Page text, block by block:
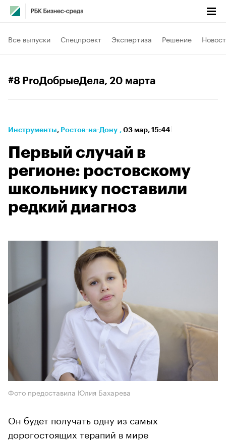
Все выпуски Спецпроект Экспертиза Решение
#8 ProДобрыеДела, 20 марта
Инструменты⁠, Ростов-на-Дону , 03 мар, 15:44
Первый случай в
регионе: ростовскому
школьнику поставили
редкий диагноз
Фото предоставила Юлия Бахарева
Он будет получать одну из самых
дорогостоящих терапий в мире